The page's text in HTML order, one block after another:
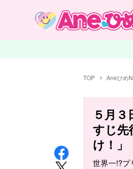
TOP Aneひめ
５月
すじ先
け！」
世界一!?プ